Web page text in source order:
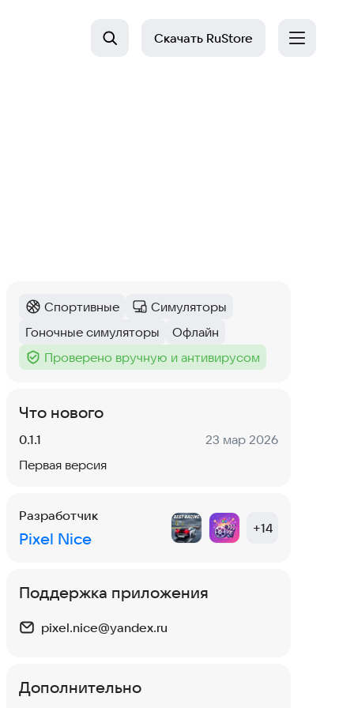
Скачать RuStore
Категория:
Спортивные
Категория:
Симуляторы
Тег:
Гоночные симуляторы
Тег:
Офлайн
Тег :
Проверено вручную и антивирусом
Что нового
Версия:
0.1.1 Дата:
23 мар 2026
Первая версия
Разработчик
Pixel Nice
+14
Поддержка приложения
pixel.nice@yandex.ru
Дополнительно